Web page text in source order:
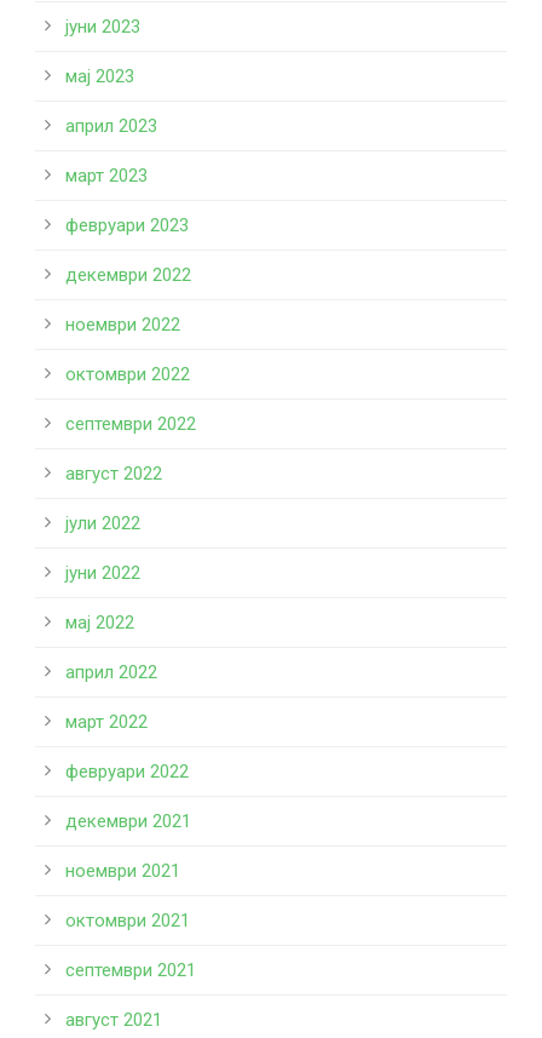
јуни 2023
мај 2023
април 2023
март 2023
февруари 2023
декември 2022
ноември 2022
октомври 2022
септември 2022
август 2022
јули 2022
јуни 2022
мај 2022
април 2022
март 2022
февруари 2022
декември 2021
ноември 2021
октомври 2021
септември 2021
август 2021